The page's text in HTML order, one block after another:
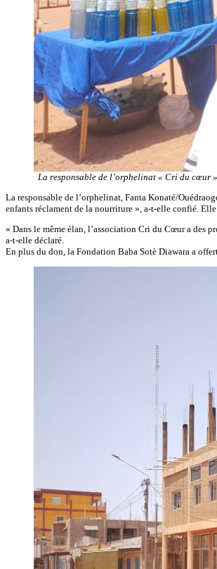
La responsable de l’orphelinat « Cri du cœur
La responsable de l’orphelinat, Fanta Konaté/
enfants réclament de la nourriture », a-t-elle confié.
« Dans le même élan, l’association Cri du Cœur a des
a-t-elle déclaré.
En plus du don, la Fondation Baba Sotè Diawara a